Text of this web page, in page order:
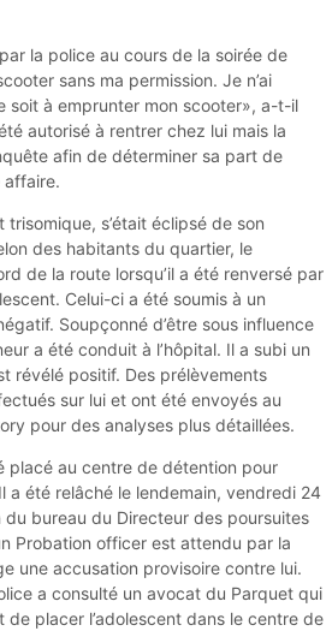
la police au cours de la soirée de
sans ma permission. Je n’ai
soit à emprunter mon scooter», a-t-il
autorisé à rentrer chez lui mais la
afin de déterminer sa part de
affaire.
s’était éclipsé de son
des habitants du quartier, le
de la route lorsqu’il a été renversé par
Celui-ci a été soumis à un
Soupçonné d’être sous influence
a été conduit à l’hôpital. Il a subi un
révélé positif. Des prélèvements
sur lui et ont été envoyés au
pour des analyses plus détaillées.
placé au centre de détention pour
a été relâché le lendemain, vendredi 24
bureau du Directeur des poursuites
Probation officer est attendu par la
une accusation provisoire contre lui.
a consulté un avocat du Parquet qui
placer l’adolescent dans le centre de